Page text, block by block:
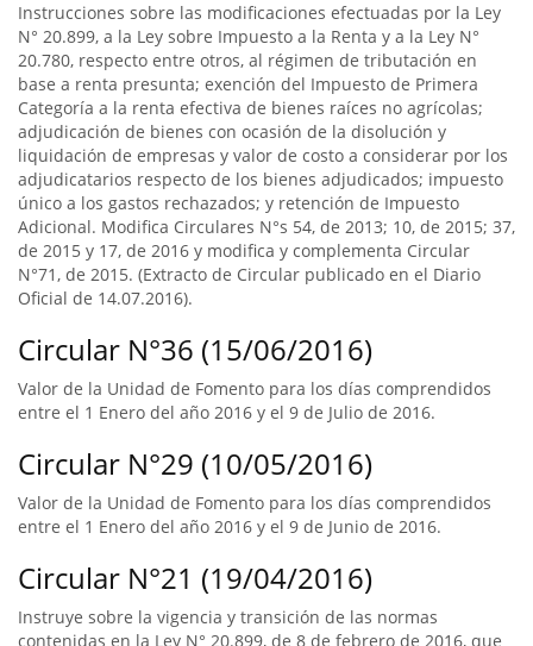
Instrucciones sobre las modificaciones efectuadas por la Ley
N° 20.899, a la Ley sobre Impuesto a la Renta y a la Ley N°
20.780, respecto entre otros, al régimen de tributación en
base a renta presunta; exención del Impuesto de Primera
Categoría a la renta efectiva de bienes raíces no agrícolas;
adjudicación de bienes con ocasión de la disolución y
liquidación de empresas y valor de costo a considerar por los
adjudicatarios respecto de los bienes adjudicados; impuesto
único a los gastos rechazados; y retención de Impuesto
Adicional. Modifica Circulares N°s 54, de 2013; 10, de 2015; 37,
de 2015 y 17, de 2016 y modifica y complementa Circular
N°71, de 2015. (Extracto de Circular publicado en el Diario
Oficial de 14.07.2016).
Circular N°36 (15/06/2016)
Valor de la Unidad de Fomento para los días comprendidos
entre el 1 Enero del año 2016 y el 9 de Julio de 2016.
Circular N°29 (10/05/2016)
Valor de la Unidad de Fomento para los días comprendidos
entre el 1 Enero del año 2016 y el 9 de Junio de 2016.
Circular N°21 (19/04/2016)
Instruye sobre la vigencia y transición de las normas
contenidas en la Ley N° 20.899, de 8 de febrero de 2016, que